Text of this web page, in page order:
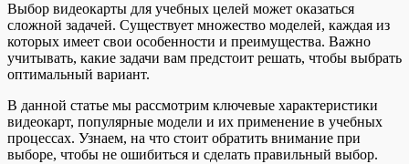
Выбор видеокарты для учебных целей может оказаться
сложной задачей. Существует множество моделей, каждая из
которых имеет свои особенности и преимущества. Важно
учитывать, какие задачи вам предстоит решать, чтобы выбрать
оптимальный вариант.
В данной статье мы рассмотрим ключевые характеристики
видеокарт, популярные модели и их применение в учебных
процессах. Узнаем, на что стоит обратить внимание при
выборе, чтобы не ошибиться и сделать правильный выбор.